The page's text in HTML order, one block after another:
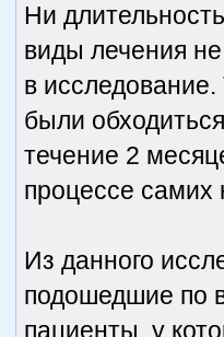
Ни
виды лечения
в
были
течение 2
процессе самих
Из данного
подошедшие по
пациенты, у